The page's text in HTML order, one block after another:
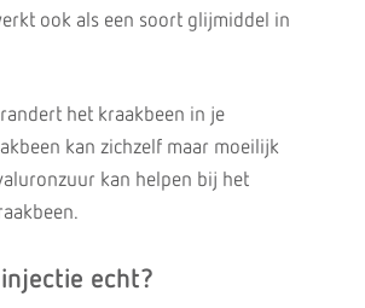
ook als een soort glijmiddel in
het kraakbeen in je
kan zichzelf maar moeilijk
kan helpen bij het
echt?